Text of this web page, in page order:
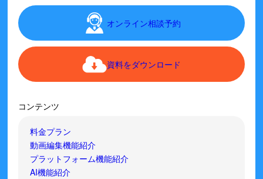
オンライン相談予約
資料をダウンロード
コンテンツ
料金プラン
動画編集機能紹介
プラットフォーム機能紹介
AI機能紹介